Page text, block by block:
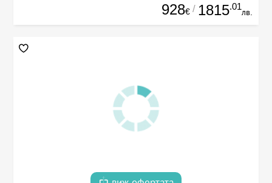
928€ / 1815.01
лв.